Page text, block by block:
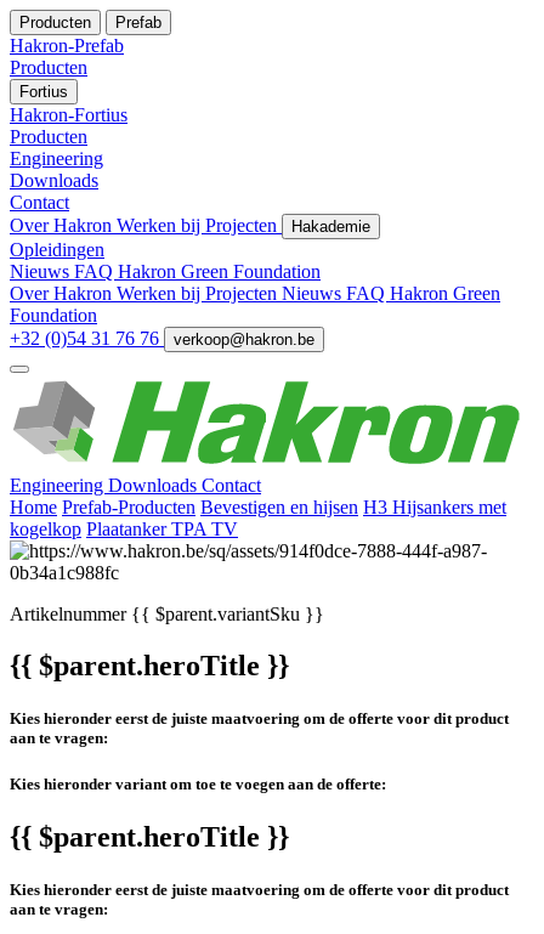
Producten Prefab
Hakron-Prefab
Producten
Fortius
Hakron-Fortius
Producten
Engineering
Downloads
Contact
Over Hakron Werken bij Projecten Hakademie
Opleidingen
Nieuws FAQ Hakron Green Foundation
Over Hakron Werken bij Projecten Nieuws FAQ Hakron Green
Foundation
+32 (0)54 31 76 76
verkoop@hakron.be
Engineering Downloads Contact
Home Prefab-Producten Bevestigen en hijsen H3 Hijsankers met
kogelkop Plaatanker TPA TV
Artikelnummer{{ $parent.variantSku }}
{{ $parent.heroTitle }}
Kies hieronder eerst de juiste maatvoering om de offerte voor dit product
aan te vragen:
Kies hieronder variant om toe te voegen aan de offerte:
{{ $parent.heroTitle }}
Kies hieronder eerst de juiste maatvoering om de offerte voor dit product
aan te vragen: